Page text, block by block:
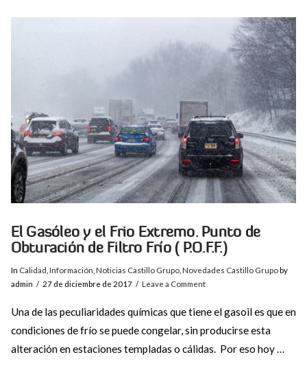
VIEW POST
El Gasóleo y el Frio Extremo. Punto de
Obturación de Filtro Frío ( P.O.F.F.)
In Calidad Información Noticias Castillo Grupo, Novedades Castillo Grupoby
admin
27 de diciembre de 2017 Leave a Comment
Una de las peculiaridades químicas que tiene el gasoil es que en
condiciones de frío se puede congelar, sin producirse esta
alteración en estaciones templadas o cálidas. Por eso hoy …